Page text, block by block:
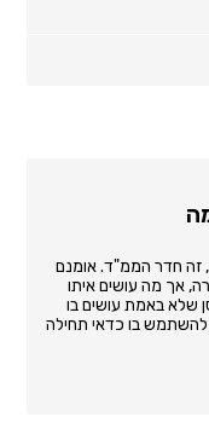
זה חדר הממ"ד. אומנם
אך מה עושים איתו
שלא באמת עושים בו
להשתמש בו כדאי תחילה